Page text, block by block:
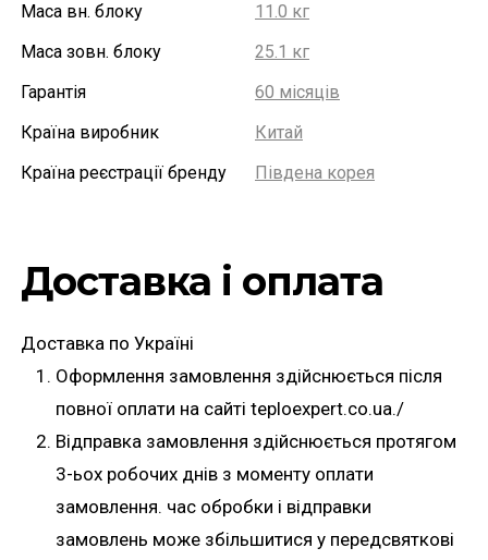
Маса вн. блоку
11.0 кг
Маса зовн. блоку
25.1 кг
Гарантія
60 місяців
Країна виробник
Китай
Країна реєстрації бренду
Південа корея
Доставка і оплата
Доставка по Україні
Оформлення замовлення здійснюється після
повної оплати на сайті teploexpert.co.ua./
Відправка замовлення здійснюється протягом
3-ьох робочих днів з моменту оплати
замовлення. час обробки і відправки
замовлень може збільшитися у передсвяткові